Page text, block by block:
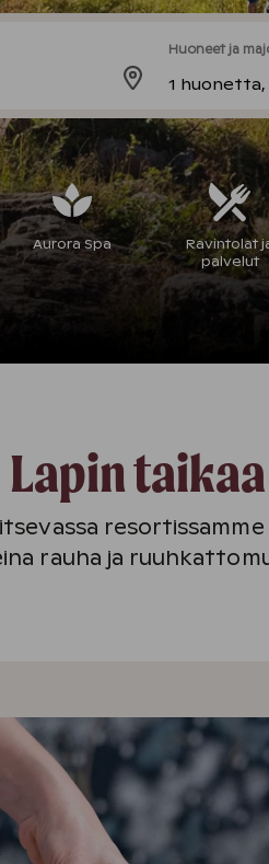
Huoneet ja
1 huonetta,
Aurora Spa
Ravintolat
palvelut
​​​​​Lapin
rauha ja